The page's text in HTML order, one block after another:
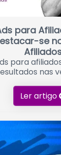
para
se
para
nas
Ler artigo